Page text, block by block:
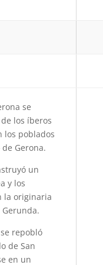
se
los íberos
los poblados
Gerona.
un
y los
la originaria
repobló
de San
en un